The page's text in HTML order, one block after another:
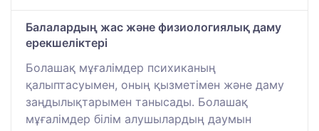
Балалардың жас және физиологиялық даму
ерекшеліктері
Болашақ мұғалімдер психиканың
қалыптасуымен, оның қызметімен және даму
заңдылықтарымен танысады. Болашақ
мұғалімдер білім алушылардың даумын